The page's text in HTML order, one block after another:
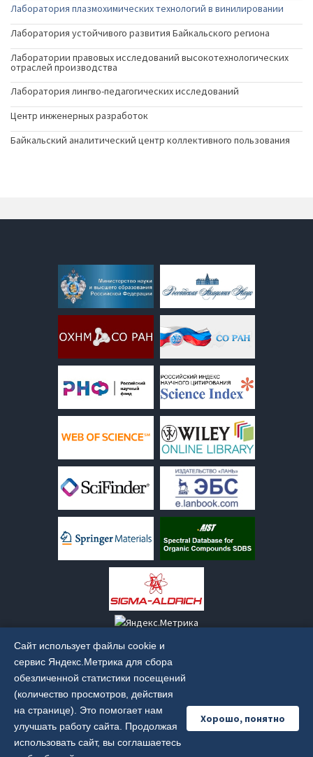
Лаборатория плазмохимических технологий в винилировании
Лаборатория устойчивого развития Байкальского региона
Лаборатории правовых исследований высокотехнологических
отраслей производства
Лаборатория лингво-педагогических исследований
Центр инженерных разработок
Байкальский аналитический центр коллективного пользования
Сайт использует файлы cookie и
сервис Яндекс.Метрика для сбора
обезличенной статистики посещений
(количество просмотров, действия
на странице). Это помогает нам
улучшать работу сайта. Продолжая
использовать сайт, вы соглашаетесь
Хорошо, понятно
Старая версия сайта:old.irkinstchem.ru